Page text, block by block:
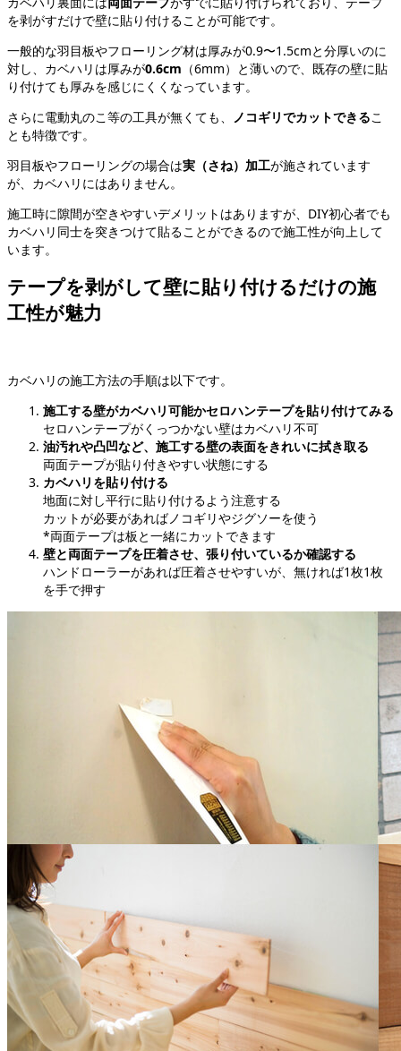
を剥がすだけで壁に貼り付けることが可能です。
一般的な羽目板やフローリング材は厚みが0.9〜1.5cmと分厚いのに
対し、カベハリは厚みが0.6cm （6mm）と薄いので、既存の壁に貼
り付けても厚みを感じにくくなっています。
さらに電動丸のこ等の工具が無くても、
ノコギリでカットできるこ
とも特徴です。
羽目板やフローリングの場合は実（さね）加工が施されています
が、カベハリにはありません。
施工時に隙間が空きやすいデメリットはありますが、DIY初心者でも
カベハリ同士を突きつけて貼ることができるので施工性が向上して
います。
テープを剥がして壁に貼り付けるだけの施
工性が魅力
カベハリの施工方法の手順は以下です。
施工する壁がカベハリ可能かセロハンテープを貼り付けてみる
セロハンテープがくっつかない壁はカベハリ不可
油汚れや凸凹など、施工する壁の表面をきれいに拭き取る
両面テープが貼り付きやすい状態にする
カベハリを貼り付ける
地面に対し平行に貼り付けるよう注意する
カットが必要があればノコギリやジグソーを使う
*両面テープは板と一緒にカットできます
壁と両面テープを圧着させ、張り付いているか確認する
ハンドローラーがあれば圧着させやすいが、無ければ1枚1枚
を手で押す